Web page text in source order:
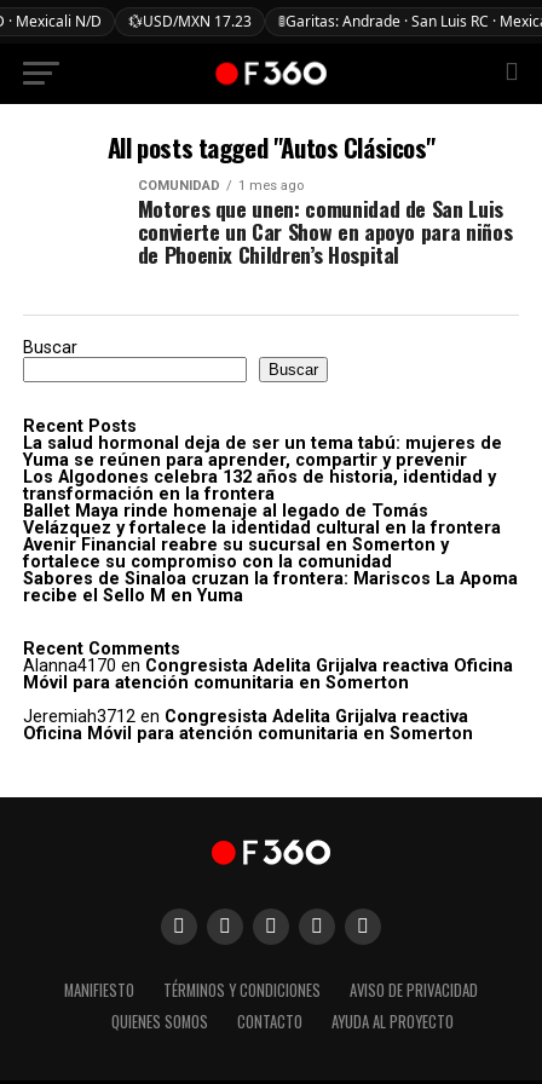
· Mexicali N/D 💱USD/MXN 17.23 🚦Garitas: Andrade · San Luis RC ·
All posts tagged "Autos Clásicos"
COMUNIDAD 1 mes ago
Motores que unen: comunidad de San Luis
convierte un Car Show en apoyo para niños
de Phoenix Children’s Hospital
Buscar
Buscar
Recent Posts
La salud hormonal deja de ser un tema tabú: mujeres de
Yuma se reúnen para aprender, compartir y prevenir
Los Algodones celebra 132 años de historia, identidad y
transformación en la frontera
Ballet Maya rinde homenaje al legado de Tomás
Velázquez y fortalece la identidad cultural en la frontera
Avenir Financial reabre su sucursal en Somerton y
fortalece su compromiso con la comunidad
Sabores de Sinaloa cruzan la frontera: Mariscos La Apoma
recibe el Sello M en Yuma
Recent Comments
Alanna4170 en Congresista Adelita Grijalva reactiva Oficina
Móvil para atención comunitaria en Somerton
Jeremiah3712en Congresista Adelita Grijalva reactiva
Oficina Móvil para atención comunitaria en Somerton
MANIFIESTO TÉRMINOS Y CONDICIONES
AVISO DE PRIVACIDAD
QUIENES SOMOS
CONTACTO AYUDA AL PROYECTO